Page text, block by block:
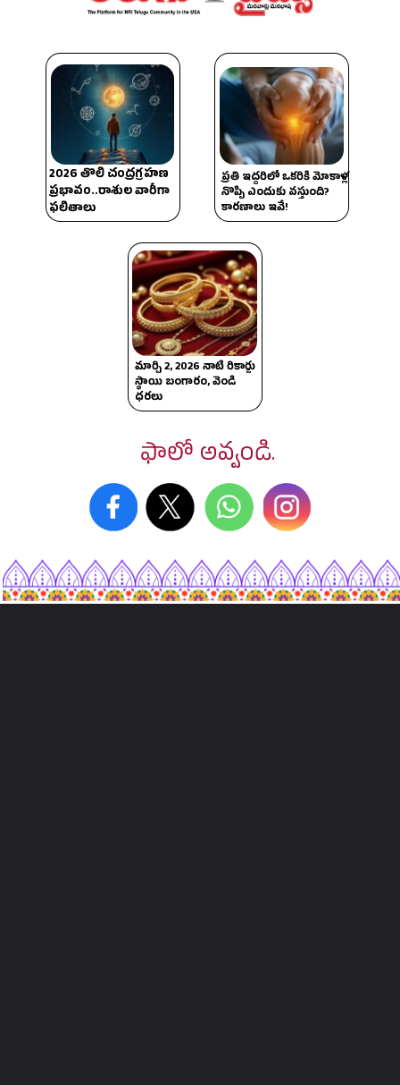
ఫాలో అవ్వండి.
ప్రతి ఇద్దరిలో ఒకరికి మోకాళ్ల
నొప్పి ఎందుకు వస్తుంది?
కారణాలు ఇవే!
2026 తొలి చంద్రగ్రహణ
ప్రభావం..రాశుల వారీగా
ఫలితాలు
మార్చి 2, 2026 నాటి రికార్డు
స్థాయి బంగారం, వెండి
ధరలు